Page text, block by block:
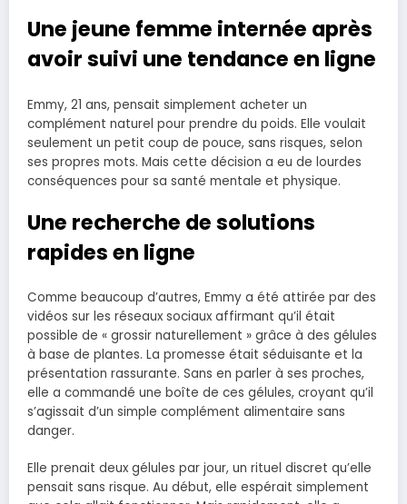
Une jeune femme internée après
avoir suivi une tendance en ligne
Emmy, 21 ans, pensait simplement acheter un
complément naturel pour prendre du poids. Elle voulait
seulement un petit coup de pouce, sans risques, selon
ses propres mots. Mais cette décision a eu de lourdes
conséquences pour sa santé mentale et physique.
Une recherche de solutions
rapides en ligne
Comme beaucoup d’autres, Emmy a été attirée par des
vidéos sur les réseaux sociaux affirmant qu’il était
possible de « grossir naturellement » grâce à des gélules
à base de plantes. La promesse était séduisante et la
présentation rassurante. Sans en parler à ses proches,
elle a commandé une boîte de ces gélules, croyant qu’il
s’agissait d’un simple complément alimentaire sans
danger.
Elle prenait deux gélules par jour, un rituel discret qu’elle
pensait sans risque. Au début, elle espérait simplement